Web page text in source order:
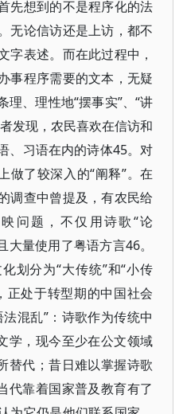
先想到的不是程序化的法
无论信访还是上访，都不
字表述。而在此过程中，
事程序需要的文本，无疑
理、理性地“摆事实”、“讲
发现，农民喜欢在信访和
、习语在内的诗体45。对
做了较深入的“阐释”。在
调查中曾提及，有农民给
问题，不仅用诗歌“论
大量使用了粤语方言46。
划分为“大传统”和“小传
正处于转型期的中国社会
混乱”：诗歌作为传统中
学，现今至少在公文领域
替代；昔日难以掌握诗歌
代靠着国家普及教育有了